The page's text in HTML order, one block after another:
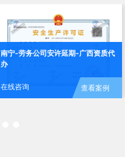
南宁-劳务公司安许延期-广西资质代
办
在线咨询 查看案例